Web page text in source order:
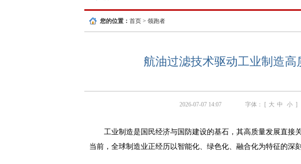
您的位置： 首页 > 领跑者
航油过滤技术驱动工业制造高
2026-07-07 14:07 字体： [ 大 中 小 ]
工业制造是国民经济与国防建设的基石，其高质量发展直接
当前，全球制造业正经历以智能化、绿色化、融合化为特征的深